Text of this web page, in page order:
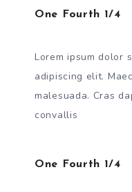
One Fourth 1/4
Lorem ipsum dolor
adipiscing elit.
malesuada. Cras
convallis
One Fourth 1/4